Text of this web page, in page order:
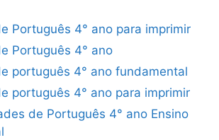
Português 4° ano para imprimir
Português 4° ano
português 4° ano fundamental
português 4° ano para imprimir
de Português 4° ano Ensino